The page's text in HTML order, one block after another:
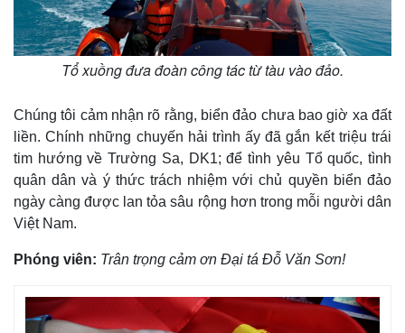
Tổ xuồng đưa đoàn công tác từ tàu vào đảo.
Chúng tôi cảm nhận rõ rằng, biển đảo chưa bao giờ xa đất
liền. Chính những chuyến hải trình ấy đã gắn kết triệu trái
tim hướng về Trường Sa, DK1; để tình yêu Tổ quốc, tình
quân dân và ý thức trách nhiệm với chủ quyền biển đảo
ngày càng được lan tỏa sâu rộng hơn trong mỗi người dân
Việt Nam.
Phóng viên: Trân trọng cảm ơn Đại tá Đỗ Văn Sơn!